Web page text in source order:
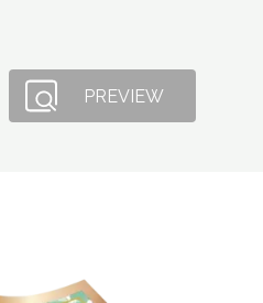
PREVIEW